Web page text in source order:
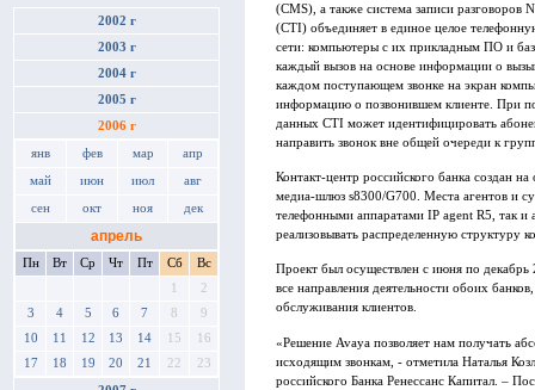
2002 г
2003 г
2004 г
2005 г
2006 г
янв фев мар апр
май июн июл авг
сен окт ноя дек
апрель
Пн Вт Ср Чт Пт Сб
Вс
1
2
3
4 5 6 7 8
9
10
11 12 13 14 15
16
17
18 19 20 21 22 23
(CMS), а также система записи разговоров
(CTI) объединяет в единое целое
сети: компьютеры с их прикладным ПО и
каждый вызов на основе информации о
каждом поступающем звонке на экран
информацию о позвонившем клиенте. При
данных CTI может идентифицировать
направить звонок вне общей очереди к
Контакт-центр российского банка создан
медиа-шлюз s8300/G700. Места агентов и
телефонными аппаратами IP agent R5, так
реализовывать распределенную структуру
Проект был осуществлен с июня по
все направления деятельности обоих
обслуживания клиентов.
«Решение Avaya позволяет нам получать
исходящим звонкам, - отметила Наталья
российского Банка Ренессанс Капитал. –